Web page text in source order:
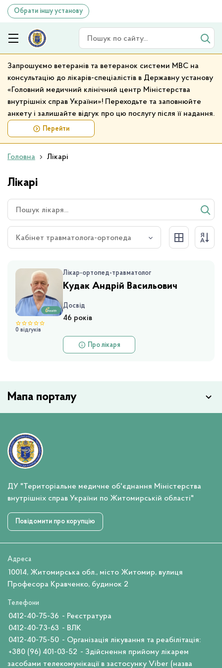
Обрати іншу установу
Запрошуємо ветеранів та ветеранок системи МВС на
консультацію до лікарів-спеціалістів в Державну установу
«Головний медичний клінічний центр Міністерства
внутрішніх справ України»! Переходьте та заповнюйте
анкету і залишайте відгук про цю послугу після її надання.
Перейти
Головна Лікарі
Лікарі
Кабінет травматолога-ортопеда
0 відгуків
Лікар-ортопед-травматолог
Кудак Андрій Васильович
Досвід
46 років
Про лікаря
Мапа порталу
ДУ "Територіальне медичне об'єднання Міністерства
внутрішніх справ України по Житомирській області"
Повідомити про корупцію
Адреса
10014, Житомирська обл., місто Житомир, вулиця
Професора Кравченко, будинок 2
Телефони
0412-40-75-36 - Реєстратура
0412-40-73-63 - ВЛК
0412-40-75-50 - Організація лікування та реабілітація:
+380 (96) 401-03-52 - Здійснення прийому лікарем
засобами телекомунікації в застосунку Viber (назва